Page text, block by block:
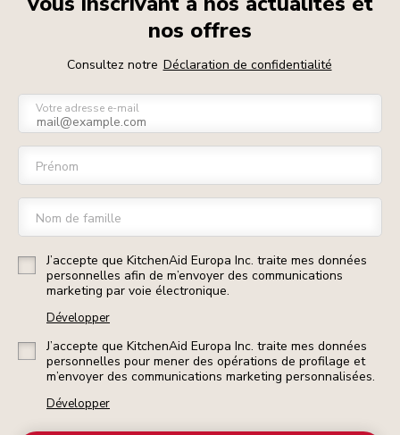
nos offres
Consultez notre Déclaration de confidentialité
Votre adresse e-mail
Prénom
Nom de famille
J’accepte que KitchenAid Europa Inc. traite mes données
personnelles afin de m’envoyer des communications
marketing par voie électronique.
Développer
J’accepte que KitchenAid Europa Inc. traite mes données
personnelles pour mener des opérations de profilage et
m’envoyer des communications marketing personnalisées.
Développer